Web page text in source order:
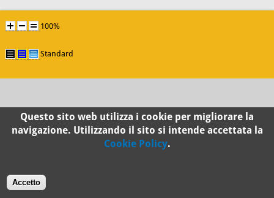
100%
Standard
Questo sito web utilizza i cookie per migliorare la
navigazione. Utilizzando il sito si intende accettata la
Cookie Policy.
Accetto